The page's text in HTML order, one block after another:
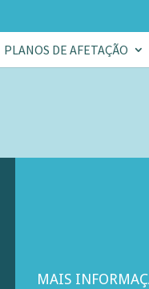
PLANOS DE AFETAÇÃO
MAIS